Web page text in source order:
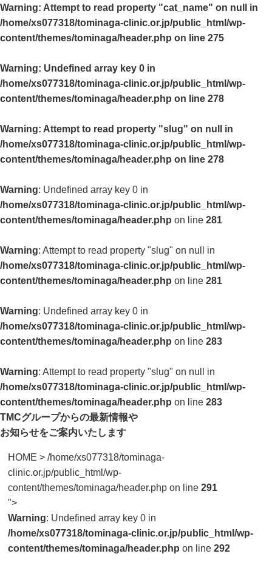
Warning: Attempt to read property "cat_name" on null in
/home/xs077318/tominaga-clinic.or.jp/public_html/wp-
content/themes/tominaga/header.php on line 275
Warning: Undefined array key 0 in
/home/xs077318/tominaga-clinic.or.jp/public_html/wp-
content/themes/tominaga/header.php on line 278
Warning: Attempt to read property "slug" on null in
/home/xs077318/tominaga-clinic.or.jp/public_html/wp-
content/themes/tominaga/header.php on line 278
Warning: Undefined array key 0 in
/home/xs077318/tominaga-clinic.or.jp/public_html/wp-
content/themes/tominaga/header.php on line 281
Warning: Attempt to read property "slug" on null in
/home/xs077318/tominaga-clinic.or.jp/public_html/wp-
content/themes/tominaga/header.php on line 281
Warning: Undefined array key 0 in
/home/xs077318/tominaga-clinic.or.jp/public_html/wp-
content/themes/tominaga/header.php on line 283
Warning: Attempt to read property "slug" on null in
/home/xs077318/tominaga-clinic.or.jp/public_html/wp-
content/themes/tominaga/header.php on line 283
TMCグループからの最新情報や
お知らせをご案内いたします
HOME >/home/xs077318/tominaga-
clinic.or.jp/public_html/wp-
content/themes/tominaga/header.php on line291
">
Warning: Undefined array key 0 in
/home/xs077318/tominaga-clinic.or.jp/public_html/wp-
content/themes/tominaga/header.php on line292